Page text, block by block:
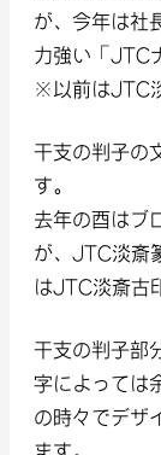
が、今年は社
力強い「JTC
※以前はJTC
干支の判子の
す。
去年の酉はブ
が、JTC淡斎
はJTC淡斎古
干支の判子部
字によっては
の時々でデザ